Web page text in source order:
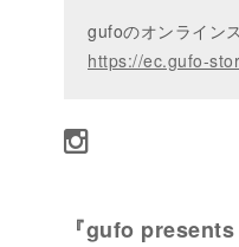
gufoのオンライン
https://ec.gufo-
『gufo